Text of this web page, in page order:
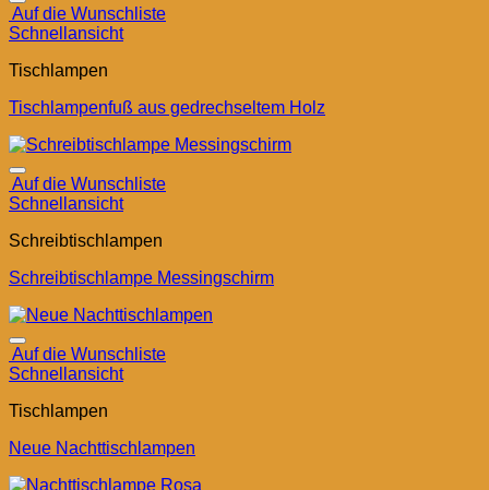
Auf die Wunschliste
Schnellansicht
Tischlampen
Tischlampenfuß aus gedrechseltem Holz
Auf die Wunschliste
Schnellansicht
Schreibtischlampen
Schreibtischlampe Messingschirm
Auf die Wunschliste
Schnellansicht
Tischlampen
Neue Nachttischlampen